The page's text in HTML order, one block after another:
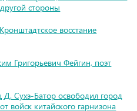
стороны
восстание
Григорьевич Фейгин, поэт
Д. Сухэ-Батор освободил город
войск китайского гарнизона